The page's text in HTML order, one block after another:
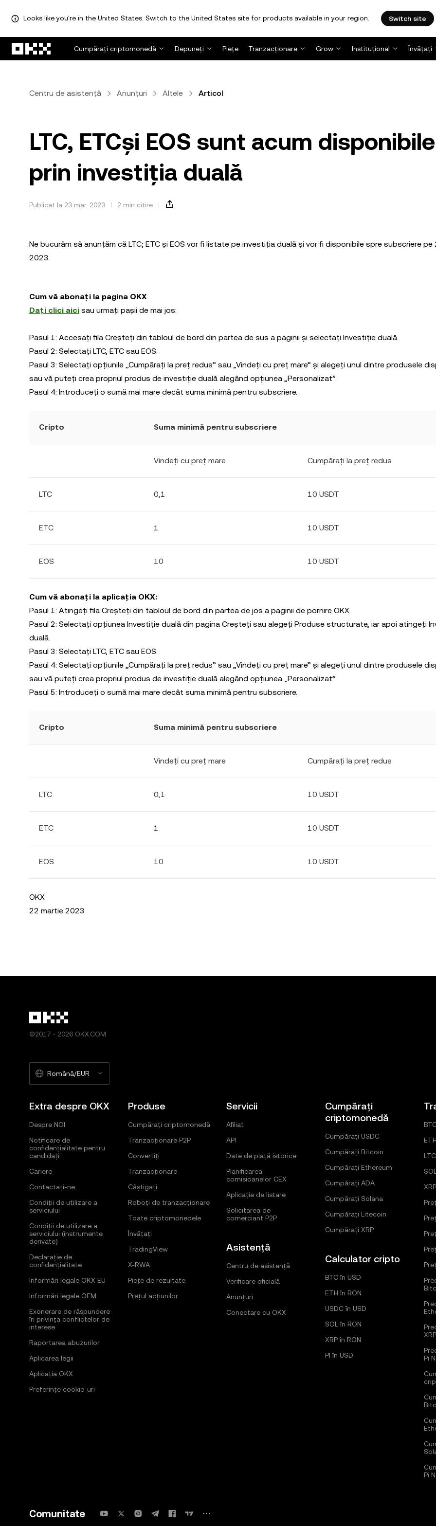
Looks like you're in the United States. Switch to the United States site for products available in your region. Switch site
Cumpărați criptomonedă
Depuneți Piețe Tranzacționare Grow Instituțional Învățați
Centru de asistență Anunțuri Altele Articol
LTC, ETCși EOS sunt acum disponibile
prin investiția duală
Publicat la 23 mar. 2023 2 min citire
Ne bucurăm să anunțăm că LTC; ETC și EOS vor fi listate pe investiția duală și vor fi disponibile spre subscriere pe
2023.
Cum vă abonați la pagina OKX
Dați clici aici sau urmați pașii de mai jos:
Pasul 1: Accesați fila Creșteți din tabloul de bord din partea de sus a paginii și selectați Investiție duală.
Pasul 2: Selectați LTC, ETC sau EOS.
Pasul 3: Selectați opțiunile „Cumpărați la preț redus” sau „Vindeți cu preț mare” și alegeți unul dintre produsele
sau vă puteți crea propriul produs de investiție duală alegând opțiunea „Personalizat”.
Pasul 4: Introduceți o sumă mai mare decât suma minimă pentru subscriere.
Cripto Suma minimă pentru subscriere
Vindeți cu preț mare Cumpărați la preț redus
LTC 0,1 10 USDT
ETC 1 10 USDT
EOS 10 10 USDT
Cum vă abonați la aplicația OKX:
Pasul 1: Atingeți fila Creșteți din tabloul de bord din partea de jos a paginii de pornire OKX.
Pasul 2: Selectați opțiunea Investiție duală din pagina Creșteți sau alegeți Produse structurate, iar apoi atingeți
duală.
Pasul 3: Selectați LTC, ETC sau EOS.
Pasul 4: Selectați opțiunile „Cumpărați la preț redus” sau „Vindeți cu preț mare” și alegeți unul dintre produsele
sau vă puteți crea propriul produs de investiție duală alegând opțiunea „Personalizat”.
Pasul 5: Introduceți o sumă mai mare decât suma minimă pentru subscriere.
Cripto Suma minimă pentru subscriere
Vindeți cu preț mare Cumpărați la preț redus
LTC 0,1 10 USDT
ETC 1 10 USDT
EOS 10 10 USDT
OKX
22 martie 2023
©2017 - 2026 OKX.COM
Română/EUR
Extra despre OKX
Despre NOI
Notificare de
confidențialitate pentru
candidați
Cariere
Contactați-ne
Condiții de utilizare a
serviciului
Condiții de utilizare a
serviciului (instrumente
derivate)
Declarație de
confidențialitate
Informări legale OKX EU
Informări legale OEM
Exonerare de răspundere
în privința conflictelor de
interese
Raportarea abuzurilor
Aplicarea legii
Aplicația OKX
Preferințe cookie-uri
Produse
Cumpărați criptomonedă
Tranzacționare P2P
Convertiți
Tranzacționare
Câștigați
Roboți de tranzacționare
Toate criptomonedele
Învățați
TradingView
X-RWA
Piețe de rezultate
Prețul acțiunilor
Servicii
Afiliat
API
Date de piață istorice
Planificarea
comisioanelor CEX
Aplicație de listare
Solicitarea de
comerciant P2P
Asistență
Centru de asistență
Verificare oficială
Anunțuri
Conectare cu OKX
Cumpărați
criptomonedă
Cumpărați USDC
Cumpărați Bitcoin
Cumpărați Ethereum
Cumpărați ADA
Cumpărați Solana
Cumpărați Litecoin
Cumpărați XRP
Calculator cripto
BTC în USD
ETH în RON
USDC în USD
SOL în RON
XRP în RON
PI în USD
XRP
Pi
Pi
Comunitate